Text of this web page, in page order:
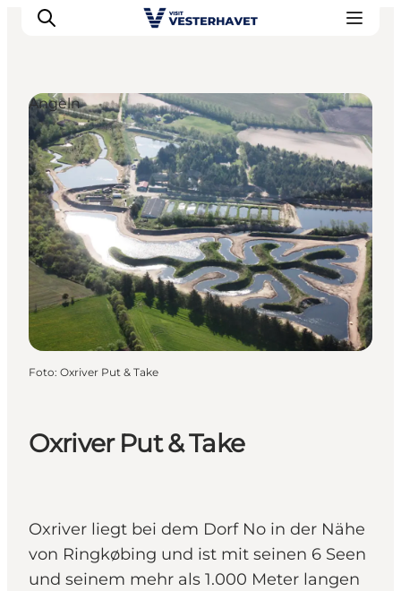
Events
Erlebnisse
Unsere Städte
Essen & Übernachtung
Tickets kaufen
Plane deine Reise
Oxriver Put & Take
Oxriver liegt bei dem Dorf No in der Nähe
von Ringkøbing und ist mit seinen 6 Seen
und seinem mehr als 1.000 Meter langen
Angeln
Foto: Oxriver Put & Take